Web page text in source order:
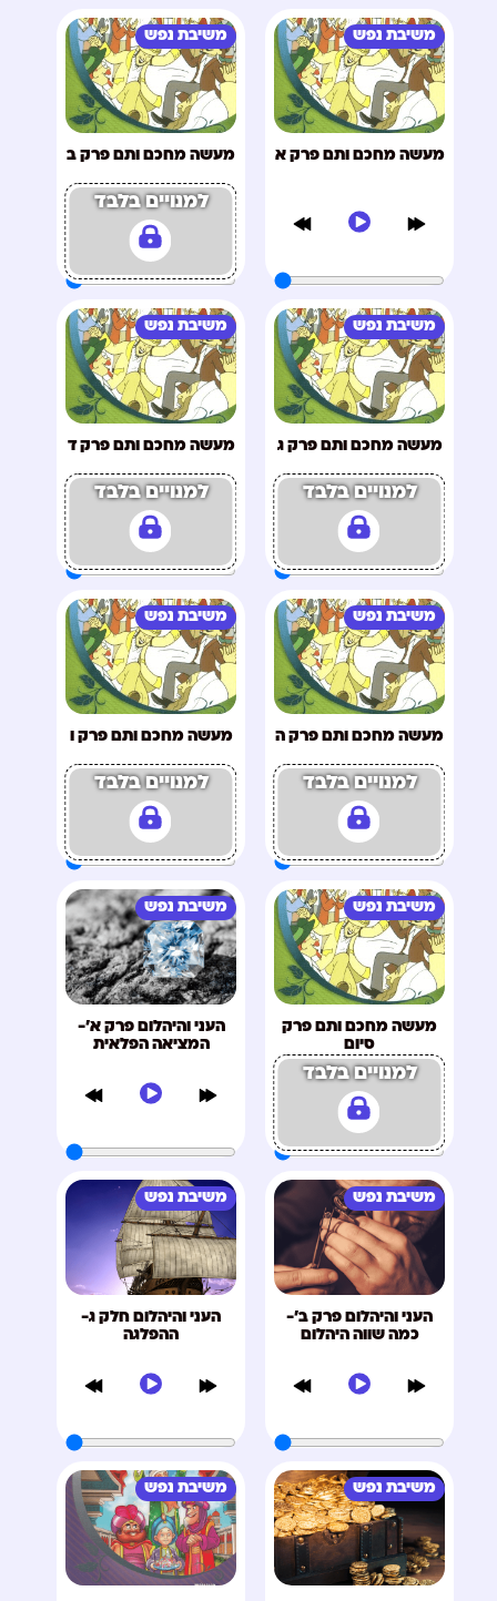
משיבת נפש
מעשה מחכם ותם פרק א
משיבת נפש
מעשה מחכם ותם פרק ב
למנויים בלבד
משיבת נפש
מעשה מחכם ותם פרק ג
למנויים בלבד
משיבת נפש
מעשה מחכם ותם פרק ד
למנויים בלבד
משיבת נפש
מעשה מחכם ותם פרק ה
למנויים בלבד
משיבת נפש
מעשה מחכם ותם פרק ו
למנויים בלבד
משיבת נפש
מעשה מחכם ותם פרק
סיום
למנויים בלבד
משיבת נפש
העני והיהלום פרק א'-
המציאה הפלאית
משיבת נפש
העני והיהלום פרק ב'-
כמה שווה היהלום
משיבת נפש
העני והיהלום חלק ג-
ההפלגה
משיבת נפש משיבת נפש